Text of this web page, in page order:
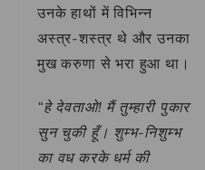
उनके हाथों में विभिन्न
अस्त्र-शस्त्र थे और उनका
मुख करुणा से भरा हुआ था।
“हे देवताओ! मैं तुम्हारी पुकार
सुन चुकी हूँ। शुम्भ-निशुम्भ
का वध करके धर्म की